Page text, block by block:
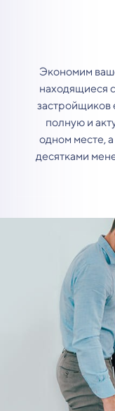
Экономим
находящиеся
застройщиков
полную и
одном месте,
десятками